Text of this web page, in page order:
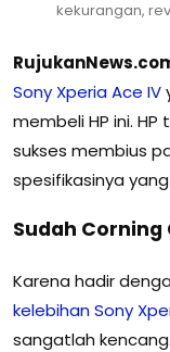
kekurangan,
Sony XperiaAce IV
membeli HP ini.
sukses membius
spesifikasinya
Sudah Corning
Karena hadir
kelebihanSony
sangatlah